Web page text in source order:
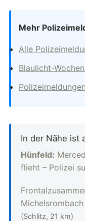
Mehr
Alle
Blaulicht-
In der Nähe ist
Hünfeld:
flieht – Polizei
(Schlitz, 21 km)